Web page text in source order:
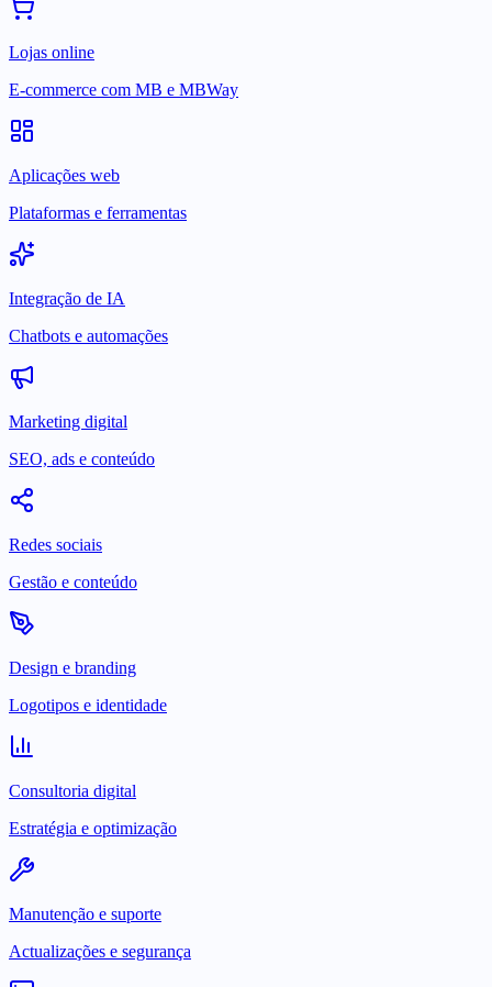
Lojas online
E-commerce com MB e MBWay
Aplicações web
Plataformas e ferramentas
Integração de IA
Chatbots e automações
Marketing digital
SEO, ads e conteúdo
Redes sociais
Gestão e conteúdo
Design e branding
Logotipos e identidade
Consultoria digital
Estratégia e optimização
Manutenção e suporte
Actualizações e segurança